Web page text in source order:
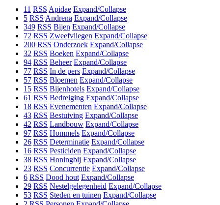
11 RSS Apidae Expand/Collapse
5 RSS Andrena Expand/Collapse
349 RSS Bijen Expand/Collapse
72 RSS Zweefvliegen Expand/Collapse
200 RSS Onderzoek Expand/Collapse
32 RSS Boeken Expand/Collapse
94 RSS Beheer Expand/Collapse
77 RSS In de pers Expand/Collapse
57 RSS Bloemen Expand/Collapse
15 RSS Bijenhotels Expand/Collapse
61 RSS Bedreiging Expand/Collapse
18 RSS Evenementen Expand/Collapse
43 RSS Bestuiving Expand/Collapse
42 RSS Landbouw Expand/Collapse
97 RSS Hommels Expand/Collapse
26 RSS Determinatie Expand/Collapse
16 RSS Pesticiden Expand/Collapse
38 RSS Honingbij Expand/Collapse
23 RSS Concurrentie Expand/Collapse
6 RSS Dood hout Expand/Collapse
29 RSS Nestelgelegenheid Expand/Collapse
53 RSS Steden en tuinen Expand/Collapse